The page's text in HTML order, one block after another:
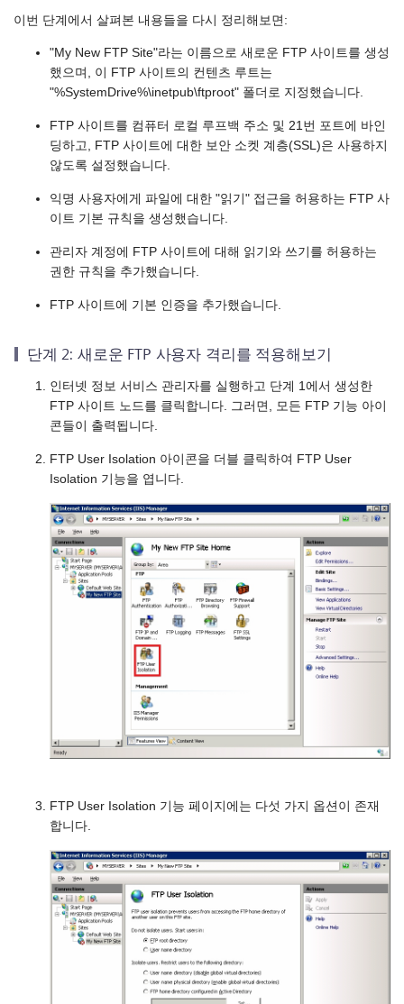
이번 단계에서 살펴본 내용들을 다시 정리해보면:
"My New FTP Site"라는 이름으로 새로운 FTP 사이트를 생성
했으며, 이 FTP 사이트의 컨텐츠 루트는
"%SystemDrive%\inetpub\ftproot" 폴더로 지정했습니다.
FTP 사이트를 컴퓨터 로컬 루프백 주소 및 21번 포트에 바인
딩하고, FTP 사이트에 대한 보안 소켓 계층(SSL)은 사용하지
않도록 설정했습니다.
익명 사용자에게 파일에 대한 "읽기" 접근을 허용하는 FTP 사
이트 기본 규칙을 생성했습니다.
관리자 계정에 FTP 사이트에 대해 읽기와 쓰기를 허용하는
권한 규칙을 추가했습니다.
FTP 사이트에 기본 인증을 추가했습니다.
단계 2: 새로운 FTP 사용자 격리를 적용해보기
인터넷 정보 서비스 관리자를 실행하고 단계 1에서 생성한
FTP 사이트 노드를 클릭합니다. 그러면, 모든 FTP 기능 아이
콘들이 출력됩니다.
FTP User Isolation 아이콘을 더블 클릭하여 FTP User
Isolation 기능을 엽니다.
FTP User Isolation 기능 페이지에는 다섯 가지 옵션이 존재
합니다.